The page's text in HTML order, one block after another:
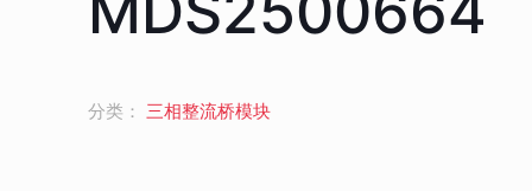
分类： 三相整流桥模块